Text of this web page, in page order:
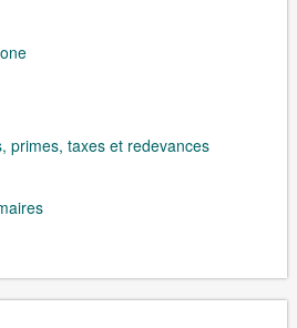
primes, taxes et redevances